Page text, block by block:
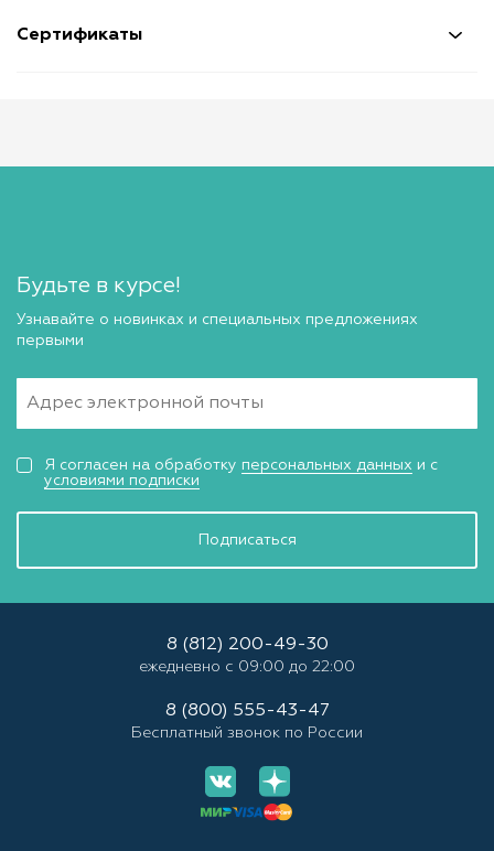
Сертификаты
Будьте в курсе!
Узнавайте о новинках и специальных предложениях
первыми
Подписаться
Я согласен на обработку персональных данных и с
условиями подписки
8 (812) 200-49-30
ежедневно с 09:00 до 22:00
8 (800) 555-43-47
Бесплатный звонок по России